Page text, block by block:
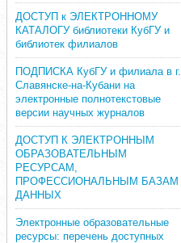
ДОСТУП к ЭЛЕКТРОННОМУ
КАТАЛОГУ библиотеки КубГУ и
библиотек филиалов
ПОДПИСКА КубГУ и филиала в г.
Славянске-на-Кубани на
электронные полнотекстовые
версии научных журналов
ДОСТУП К ЭЛЕКТРОННЫМ
ОБРАЗОВАТЕЛЬНЫМ
РЕСУРСАМ,
ПРОФЕССИОНАЛЬНЫМ БАЗАМ
ДАННЫХ
Электронные образовательные
ресурсы: перечень доступных